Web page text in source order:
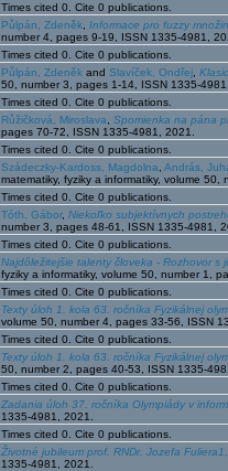
Times cited 0. Cite 0 publications.
Půlpán, Zdeněk Informace pro fuzzy
number 4, pages 9-19, ISSN 1335-4981,
Times cited 0. Cite 0 publications.
Půlpán, Zdeněk and Slavíček, Ondřej
50, number 3, pages 1-14, ISSN 1335-
Times cited 0. Cite 0 publications.
Růžičková, Miroslava
Spomienka na pána
pages 70-72, ISSN 1335-4981, 2021.
Times cited 0. Cite 0 publications.
Szádeczky-Kardoss, Magdolna András,
matematiky, fyziky a informatiky, volume
Times cited 0. Cite 0 publications.
Tóth, Gábor, Niekoľko subjektívnych
number 3, pages 48-61, ISSN 1335-4981,
Times cited 0. Cite 0 publications.
Najdôležitejšie talenty človeka - Rozhovor s
fyziky a informatiky, volume 50, number 1,
Times cited 0. Cite 0 publications.
Texty úloh 1. kola 63. ročníka Fyzikálnej
volume 50, number 4, pages 33-56, ISSN
Times cited 0. Cite 0 publications.
Texty úloh 1. kola 63. ročníka Fyzikálnej
50, number 2, pages 40-53, ISSN 1335-
Times cited 0. Cite 0 publications.
Zadania úloh 37. ročníka Olympiády v
1335-4981, 2021.
Times cited 0. Cite 0 publications.
Životné jubileum prof. RNDr. Jozefa
1335-4981, 2021.